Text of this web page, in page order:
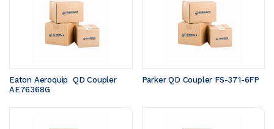
Eaton Aeroquip  QD Coupler
AE76368G
Parker QD Coupler FS-371-6FP